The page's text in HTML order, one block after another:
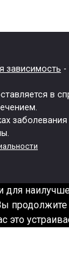
зависимость -
в
это